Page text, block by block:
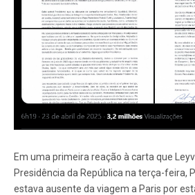
Em uma primeira reação à carta que
Presidência da República na terça-feira,
estava ausente da viagem a Paris por